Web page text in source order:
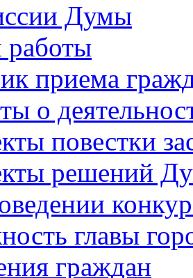
Думы
работы
приема
о
повестки
решений
главы
граждан